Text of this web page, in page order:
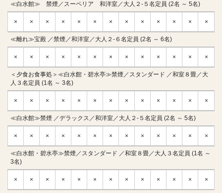
≪白水館≫ 禁煙／スーペリア 和洋室／大人２-５名定員 (2名 ～ 5名)
× × × × × × × × × × × × ×
≪離れ≫宝殿 ／禁煙／和洋室／大人２-６名定員 (2名 ～ 6名)
× × × × × × × × × × × × ×
＜夕食お食事処＞≪白水館・碧水亭≫禁煙／スタンダード ／和室８畳／大
人３名定員 (1名 ～ 3名)
× × × × × × × × × × × × ×
≪白水館≫禁煙 ／デラックス／和洋室／大人２-５名定員 (2名 ～ 5名)
× × × × × × × × × × × × ×
≪白水館・碧水亭≫禁煙／スタンダード ／和室８畳／大人３名定員 (1名 ～
3名)
× × × × × × × × × × × × ×